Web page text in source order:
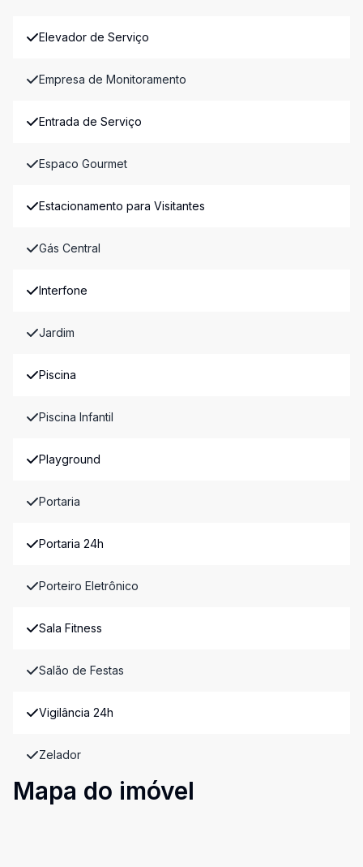
Elevador de Serviço
Empresa de Monitoramento
Entrada de Serviço
Espaco Gourmet
Estacionamento para Visitantes
Gás Central
Interfone
Jardim
Piscina
Piscina Infantil
Playground
Portaria
Portaria 24h
Porteiro Eletrônico
Sala Fitness
Salão de Festas
Vigilância 24h
Zelador
Mapa do imóvel